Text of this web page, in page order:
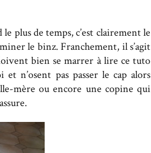
plus de temps, c’est clairement le
le binz. Franchement, il s’agit
bien se marrer à lire ce tuto
n’osent pas passer le cap alors
mère ou encore une copine qui